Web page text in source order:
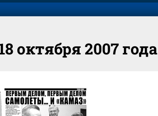
октября 2007 года